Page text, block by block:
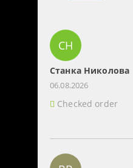
СН
Станка Николова
06.08.2026
Checked order